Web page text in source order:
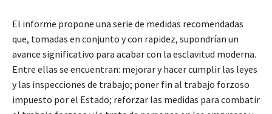
El informe propone una serie de medidas recomendadas
que, tomadas en conjunto y con rapidez, supondrían un
avance significativo para acabar con la esclavitud moderna.
Entre ellas se encuentran: mejorar y hacer cumplir las leyes
y las inspecciones de trabajo; poner fin al trabajo forzoso
impuesto por el Estado; reforzar las medidas para combatir